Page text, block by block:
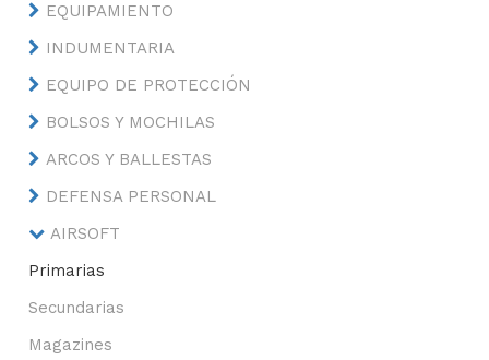
EQUIPAMIENTO
INDUMENTARIA
EQUIPO DE PROTECCIÓN
BOLSOS Y MOCHILAS
ARCOS Y BALLESTAS
DEFENSA PERSONAL
AIRSOFT
Primarias
Secundarias
Magazines